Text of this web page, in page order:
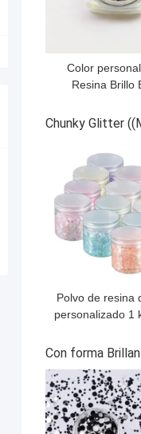
Color
Resina Brillo
Negro Círculo
Neón Verde
Neón Púrpura
Mezclas
Chunky Glitter
Polvo de resina
personalizado 1
uñas de gel en
de fiestas
Con forma
MEJOR PRECIO